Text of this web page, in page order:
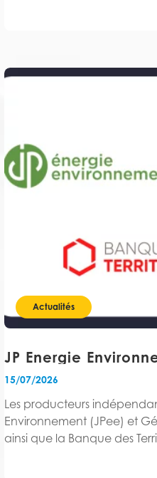
Actualités
15/07/2026
Les producteurs
Environnement (JPee) et
ainsi que la Banque des